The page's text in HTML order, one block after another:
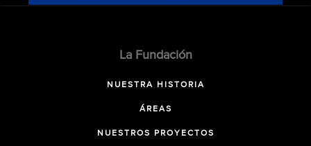
La Fundación
NUESTRA HISTORIA
ÁREAS
NUESTROS PROYECTOS